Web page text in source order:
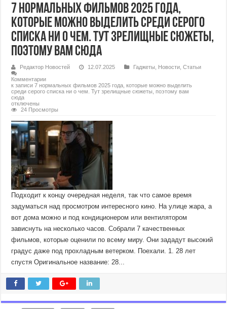
7 нормальных фильмов 2025 года,
которые можно выделить среди серого
списка ни о чем. Тут зрелищные сюжеты,
поэтому вам сюда
Редактор Новостей 12.07.2025 Гаджеты Новости ,Статьи
Комментарии
к записи 7 нормальных фильмов 2025 года, которые можно выделить
среди серого списка ни о чем. Тут зрелищные сюжеты, поэтому вам
сюда
отключены
24 Просмотры
Подходит к концу очередная неделя, так что самое время
задуматься над просмотром интересного кино. На улице жара, а
вот дома можно и под кондиционером или вентилятором
зависнуть на несколько часов. Собрали 7 качественных
фильмов, которые оценили по всему миру. Они зададут высокий
градус даже под прохладным ветерком. Поехали. 1. 28 лет
спустя Оригинальное название: 28...